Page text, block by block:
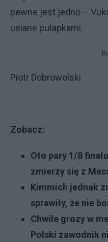
pewne jest jedno –
usiane pułapkami.
Piotr Dobrowolski
Zobacz:
Oto pary 1/8
zmierzy się z
Kimmich jednak
sprawiły, że nie
Chwile grozy w
Polski zawodnik